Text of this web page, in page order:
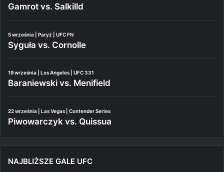
Gamrot vs. Salkilld
5 września | Paryż | UFC FN
Syguła vs. Cornolle
19 września | Los Angeles | UFC 331
Baraniewski vs. Menifield
22 września | Las Vegas | Contender Series
Piwowarczyk vs. Quissua
NAJBLIŻSZE GALE UFC